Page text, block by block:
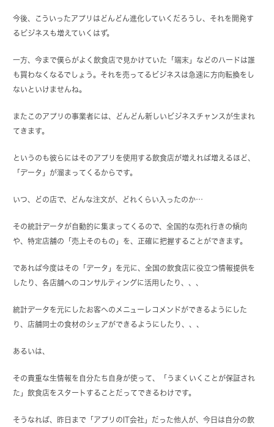
今後、こういったアプリはどんどん進化していくだろうし、それを開発す
るビジネスも増えていくはず。
一方、今まで僕らがよく飲食店で見かけていた「端末」などのハードは誰
も買わなくなるでしょう。それを売ってるビジネスは急速に方向転換をし
ないといけませんね。
またこのアプリの事業者には、どんどん新しいビジネスチャンスが生まれ
てきます。
というのも彼らにはそのアプリを使用する飲食店が増えれば増えるほど、
「データ」が溜まってくるからです。
いつ、どの店で、どんな注文が、どれくらい入ったのか…
その統計データが自動的に集まってくるので、全国的な売れ行きの傾向
や、特定店舗の「売上そのもの」を、正確に把握することができます。
であれば今度はその「データ」を元に、全国の飲食店に役立つ情報提供を
したり、各店舗へのコンサルティングに活用したり、、、
統計データを元にしたお客へのメニューレコメンドができるようにした
り、店舗同士の食材のシェアができるようにしたり、、、
あるいは、
その貴重な生情報を自分たち自身が使って、「うまくいくことが保証され
た」飲食店をスタートすることだってできるわけです。
そうなれば、昨日まで「アプリのIT会社」だった他人が、今日は自分の飲